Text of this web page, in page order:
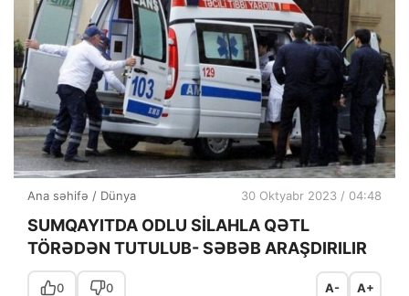
Ana səhifə / Dünya 30 Oktyabr 2023 / 04:48
SUMQAYITDA ODLU SİLAHLA QƏTL
TÖRƏDƏN TUTULUB- SƏBƏB ARAŞDIRILIR
0 0 A- A+